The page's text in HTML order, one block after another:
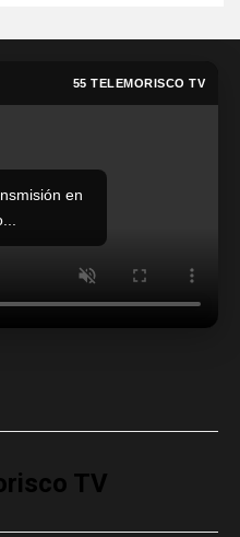
55 TELEMORISCO TV
en
TV